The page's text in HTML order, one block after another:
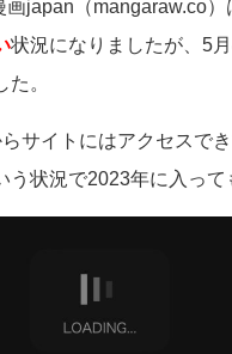
画japan（mangaraw.co）
状況になりましたが、5
。
サイトにはアクセスで
う状況で2023年に入って